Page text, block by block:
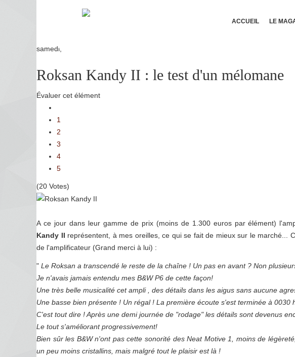
ACCUEIL LE
samedi, 05 février 2011 09:35
Roksan Kandy II : le test d'un mélomane
Évaluer cet élément
1
2
3
4
5
(20 Votes)
A ce jour dans leur gamme de prix (moins de 1.300 euros par élément)
Kandy II représentent, à mes oreilles, ce qui se fait de mieux sur le marché...
de l'amplificateur (Grand merci à lui) :
" Le Roksan a transcendé le reste de la chaîne ! Un pas en avant ? Non
Je n'avais jamais entendu mes B&W P6 de cette façon!
Une très belle musicalité cet ampli , des détails dans les aigus sans aucune
Une basse bien présente ! Un régal ! La première écoute s'est terminée à 0030
C'est tout dire ! Après une demi journée de "rodage" les détails sont devenus
Le tout s'améliorant progressivement!
Bien sûr les B&W n'ont pas cette sonorité des Neat Motive 1, moins de
un peu moins cristallins, mais malgré tout le plaisir est là !